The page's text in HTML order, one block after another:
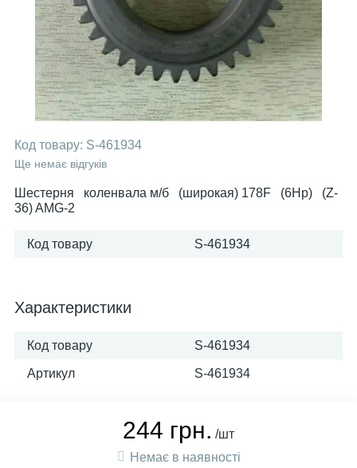
Код товару: S-461934
Ще немає відгуків
Шестерня коленвала м/б (широкая) 178F (6Hp) (Z-
36) AMG-2
Код товару S-461934
Характеристики
Код товару S-461934
Артикул S-461934
244 грн. /шт
Немає в наявності